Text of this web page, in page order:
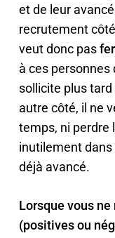
et de leur
recrutement
veut donc pas
à ces personnes
sollicite plus tard
autre côté, il ne
temps, ni perdre
inutilement
déjà avancé.
Lorsque vous
(positives ou